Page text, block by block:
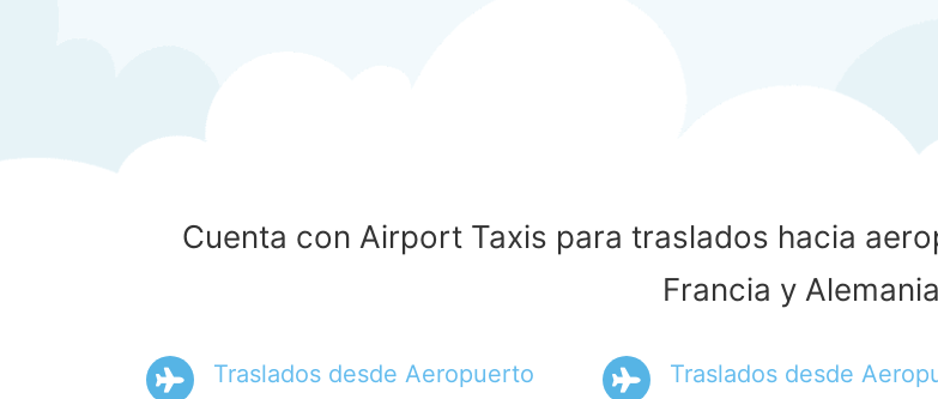
Cuenta con Airport Taxis para traslados hacia
Francia y
Traslados desde Aeropuerto
Traslados desde